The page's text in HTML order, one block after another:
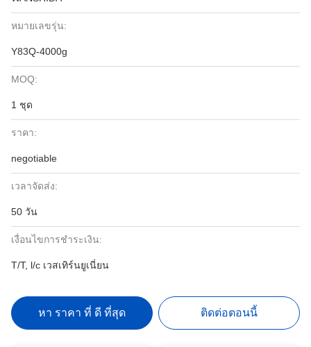
หมายเลขรุ่น:
Y83Q-4000g
MOQ:
1 ชุด
ราคา:
negotiable
เวลาจัดส่ง:
50 วัน
เงื่อนไขการชำระเงิน:
T/T, l/c เวสเทิร์นยูเนี่ยน
หา ราคา ที่ ดี ที่สุด ติดต่อตอนนี้